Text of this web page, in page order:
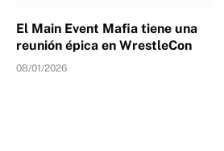
El Main Event Mafia tiene una
reunión épica en WrestleCon
08/01/2026